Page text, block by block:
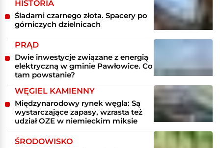
HISTORIA
Śladami czarnego złota. Spacery po
górniczych dzielnicach
PRĄD
Dwie inwestycje związane z energią
elektryczną w gminie Pawłowice. Co
tam powstanie?
WĘGIEL KAMIENNY
Międzynarodowy rynek węgla: Są
wystarczające zapasy, wzrasta też
udział OZE w niemieckim miksie
ŚRODOWISKO